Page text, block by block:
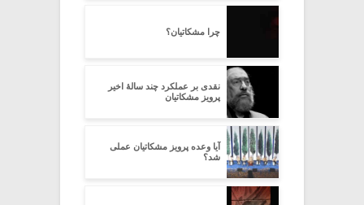
چرا مشکاتیان؟
نقدی بر عملکرد چند سالۀ اخیر
پرویز مشکاتیان
آیا وعده پرویز مشکاتیان عملی
شد؟